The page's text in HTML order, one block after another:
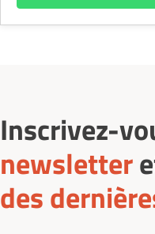
Inscrivez-
newsletter
des